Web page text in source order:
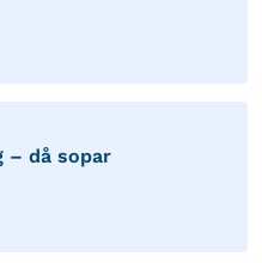
– då sopar